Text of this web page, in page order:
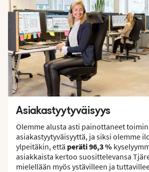
Asiakastyytyväisyys
Olemme alusta asti painottaneet
asiakastyytyväisyyttä, ja siksi olemme
ylpeitäkin, että peräti 96,3 %
asiakkaista kertoo suosittelevansa
mielellään myös ystävilleen ja